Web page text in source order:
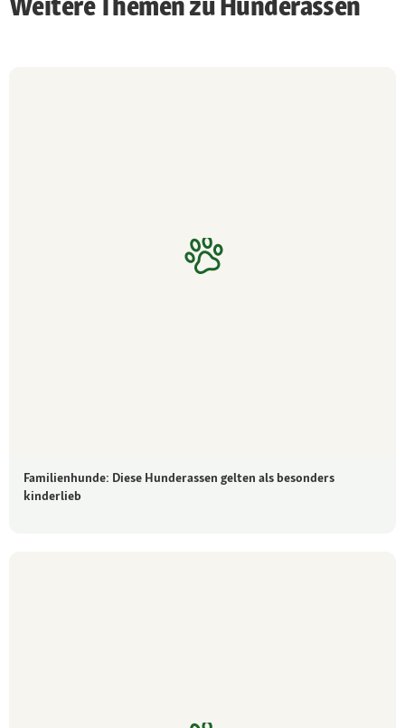
Familienhunde: Diese Hunderassen gelten als besonders
kinderlieb